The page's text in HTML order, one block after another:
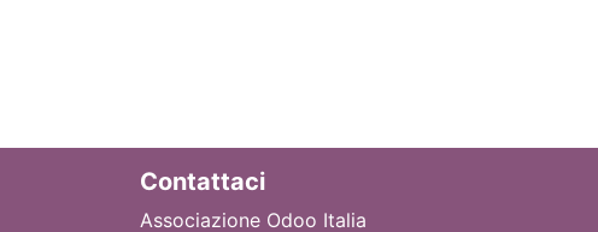
Contattaci
Associazione Odoo Italia